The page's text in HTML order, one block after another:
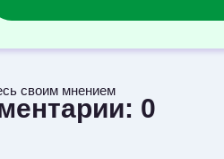
своим мнением
0